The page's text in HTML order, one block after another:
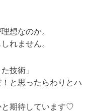
想なのか。
れません。
技術」
と思ったらわりとハ
と期待しています♡